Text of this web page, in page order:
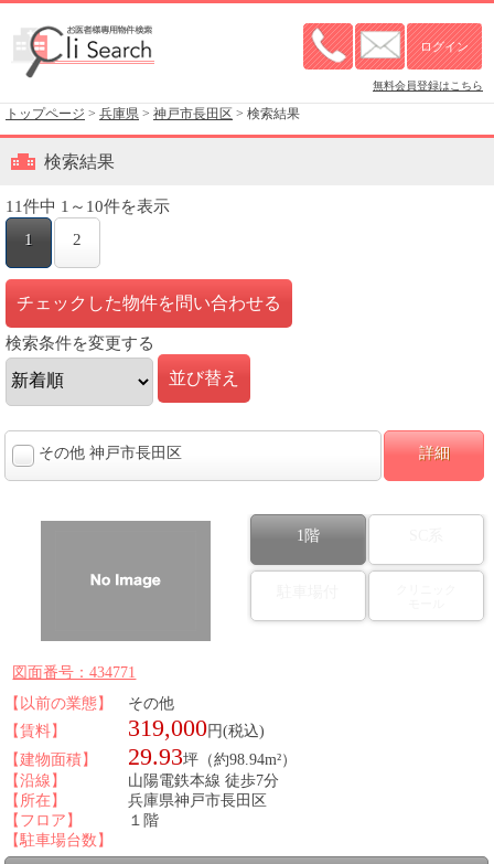
無料会員登録はこちら
トップページ > 兵庫県 > 神戸市長田区 > 検索結果
検索結果
11件中 1～10件を表示
1
2
検索条件を変更する
その他 神戸市長田区 詳細
1階
図面番号：434771
【以前の業態】
その他
【賃料】
319,000円(税込)
【建物面積】
29.93坪（約98.94m²）
【沿線】
山陽電鉄本線 徒歩7分
【所在】
兵庫県神戸市長田区
【フロア】
１階
【駐車場台数】